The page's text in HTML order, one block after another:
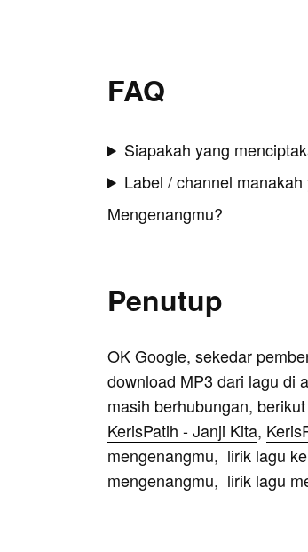
FAQ
Siapakah yang
Label / channel
Mengenangmu?
Penutup
OK Google, sekedar
download MP3 dari lagu di
masih berhubungan,
KerisPatih - Janji Kita,
mengenangmu, lirik lagu
mengenangmu, lirik lagu